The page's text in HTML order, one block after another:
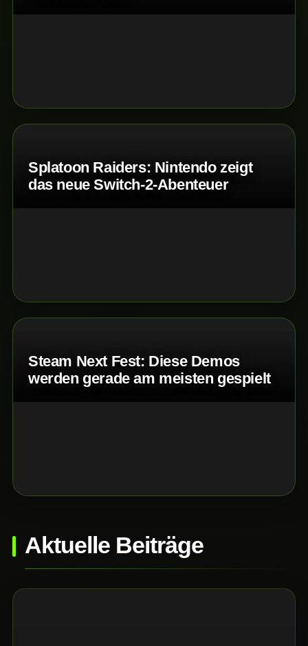
Splatoon Raiders: Nintendo zeigt
das neue Switch-2-Abenteuer
Steam Next Fest: Diese Demos
werden gerade am meisten gespielt
Aktuelle Beiträge